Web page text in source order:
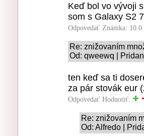
Keď bol vo vývoji
som s Galaxy S2
Odpovedať Známka: 10.0
Re: znižovaním
Od: qweewq |
ten keď sa ti
za pár stovák eur
Odpovedať Hodnotiť:
Re: znižovaním
Od: Alfredo |